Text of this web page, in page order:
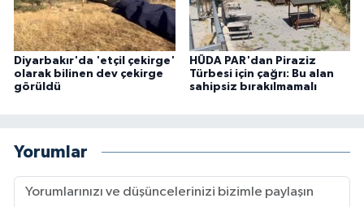
Diyarbakır'da 'etçil çekirge'
olarak bilinen dev çekirge
görüldü
HÜDA PAR'dan Piraziz
Türbesi için çağrı: Bu alan
sahipsiz bırakılmamalı
Yorumlar